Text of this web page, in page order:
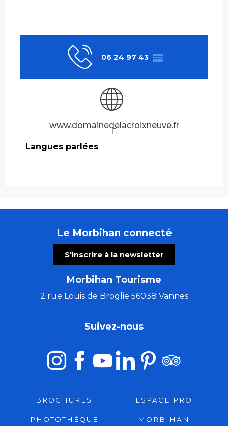
06 24 97 43 ▒▒
www.domainedelacroixneuve.fr
Langues parlées
Langues parlées
Le Morbihan connecté
S'inscrire à la newsletter
Morbihan Tourisme
2 rue Louis de Broglie 56038 Vannes
Suivez-nous
BROCHURES ESPACE PRO
PHOTOTHÈQUE
MORBIHAN